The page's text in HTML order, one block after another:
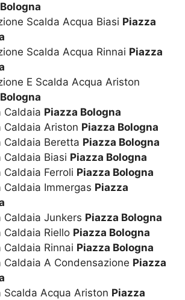
Scalda Acqua Biasi Piazza
Scalda Acqua Rinnai Piazza
E Scalda Acqua Ariston
Caldaia Piazza Bologna
Caldaia Ariston Piazza Bologna
Caldaia Beretta Piazza Bologna
Caldaia Biasi Piazza Bologna
Caldaia Ferroli Piazza Bologna
Caldaia Immergas Piazza
Caldaia Junkers Piazza Bologna
Caldaia Riello Piazza Bologna
Caldaia Rinnai Piazza Bologna
Caldaia A Condensazione Piazza
Scalda Acqua Ariston Piazza